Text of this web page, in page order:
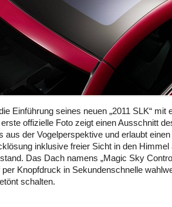
Einführung seines neuen „2011 SLK“ mit
offizielle Foto zeigt einen Ausschnitt
aus der Vogelperspektive und erlaubt
inklusive freier Sicht in den Himmel
Das Dach namens „Magic Sky
Knopfdruck in Sekundenschnelle
schalten.